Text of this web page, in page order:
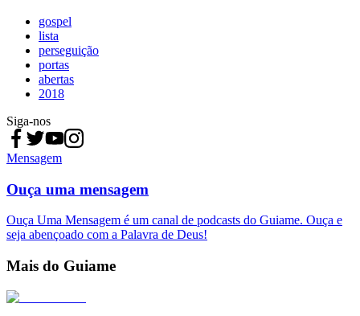
gospel
lista
perseguição
portas
abertas
2018
Siga-nos
Mensagem
Ouça uma mensagem
Ouça Uma Mensagem é um canal de podcasts do Guiame. Ouça e
seja abençoado com a Palavra de Deus!
Mais do Guiame